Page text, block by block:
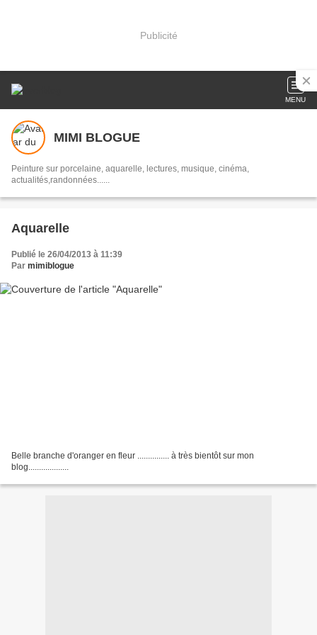
Publicité
MENU
MIMI BLOGUE
Peinture sur porcelaine, aquarelle, lectures, musique, cinéma,
actualités,randonnées......
Aquarelle
Publié le 26/04/2013 à 11:39
Par mimiblogue
Belle branche d'oranger en fleur ............... à très bientôt sur mon
blog...................